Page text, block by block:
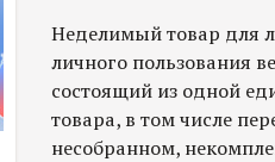
Неделимый товар для
личного пользования
состоящий из одной
товара, в том числе
несобранном,